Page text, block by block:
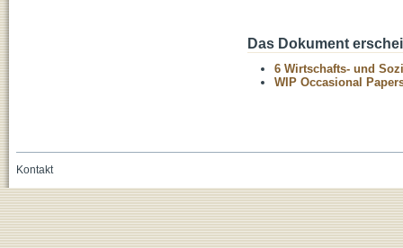
Das Dokument
6 Wirtschafts- und
WIP Occasional
Kontakt